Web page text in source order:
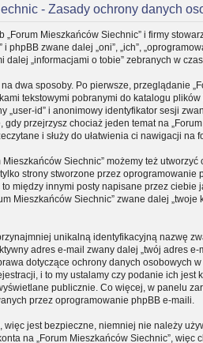
- Zasady ochrony danych
Mieszkańców Siechnic” i firmy
i phpBB zwane dalej „oni”, „ich”,
dalej „informacjami o tobie” zebranych w
dwa sposoby. Po pierwsze, przeglądanie
tekstowymi pobranymi do katalogu
„user-id” i anonimowy identyfikator sesji
przejrzysz chociaż jeden temat na
i służy do ułatwienia ci nawigacji na
Siechnic” możemy też
strony stworzone przez
między innymi posty napisane przez
Mieszkańców Siechnic” zwane dalej
unikalną identyfikacyjną nazwę
adres e-mail zwany dalej „twój adres
dotyczące ochrony danych osobowych
i to my ustalamy czy podanie ich
publicznie. Co więcej, w panelu
przez oprogramowanie phpBB e-maili.
więc jest bezpieczne, niemniej nie należy
na „Forum Mieszkańców Siechnic”, więc